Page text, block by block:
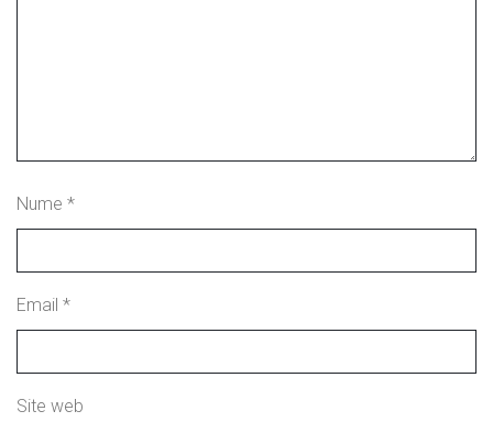
Nume *
Email *
Site web